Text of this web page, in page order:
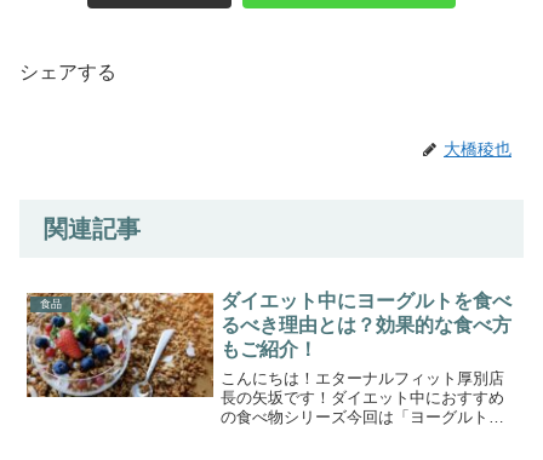
シェアする
大橋稜也
関連記事
食品
ダイエット中にヨーグルトを食べ
るべき理由とは？効果的な食べ方
もご紹介！
こんにちは！エターナルフィット厚別店
長の矢坂です！ダイエット中におすすめ
の食べ物シリーズ今回は「ヨーグルト」